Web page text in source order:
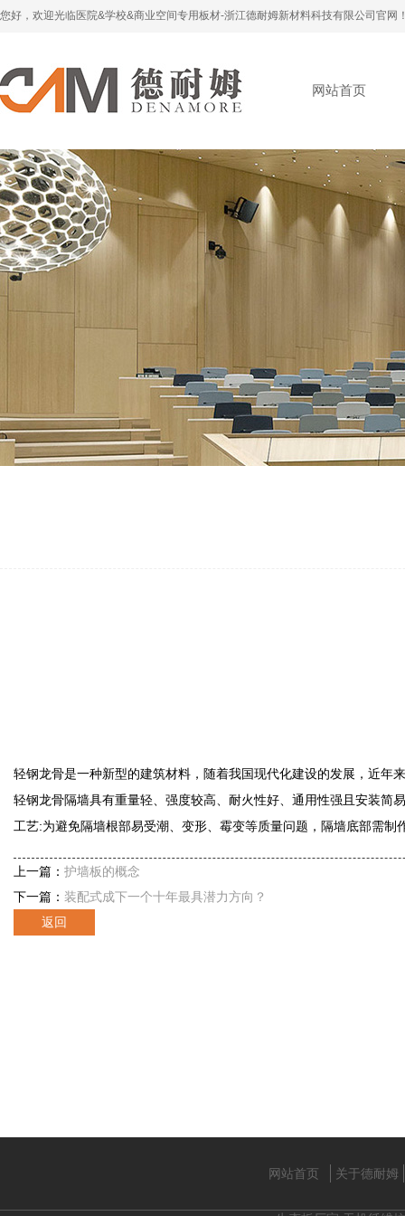
您好，欢迎光临医院&学校&商业空间专用板材-浙江德耐姆新材料科技有限公司官网
网站首页
轻钢龙骨是一种新型的建筑材料，随着我国现代化建设的发展，近年
轻钢龙骨隔墙具有重量轻、强度较高、耐火性好、通用性强且安装简
工艺:为避免隔墙根部易受潮、变形、霉变等质量问题，隔墙底部需制
上一篇： 护墙板的概念
下一篇： 装配式成下一个十年最具潜力方向？
返回
网站首页 关于德耐姆